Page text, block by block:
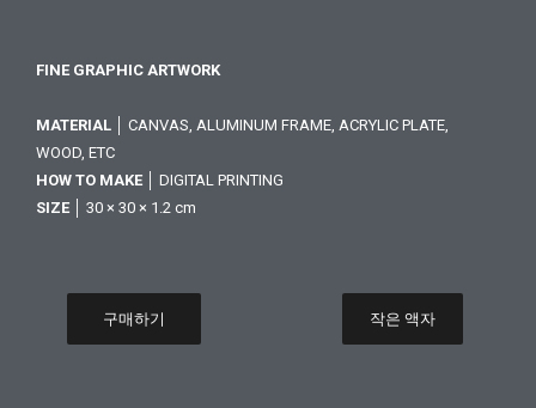
FINE GRAPHIC ARTWORK
MATERIAL │ CANVAS, ALUMINUM FRAME, ACRYLIC PLATE,
WOOD, ETC
HOW TO MAKE │ DIGITAL PRINTING
SIZE │ 30 × 30 × 1.2 cm
구매하기 작은 액자